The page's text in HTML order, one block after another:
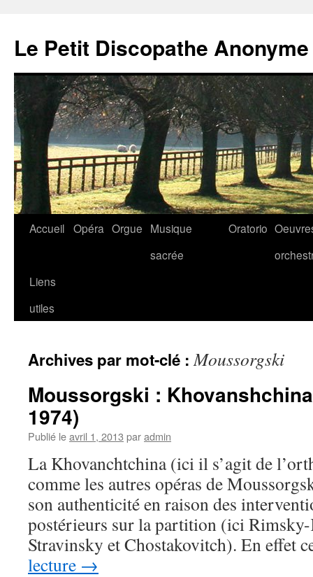
contenu
Le Petit Discopathe Anonyme
Accueil Opéra Orgue Musique
sacrée
Oratorio
Liens
utiles
Archives par mot-clé :Moussorgski
Moussorgski :
1974)
Publié leavril 1, 2013 paradmin
La Khovanchtchina (ici il s’agit de
comme les autres opéras de
son authenticité en raison des
postérieurs sur la partition (ici Rimsky-
Stravinsky et Chostakovitch). En
lecture →